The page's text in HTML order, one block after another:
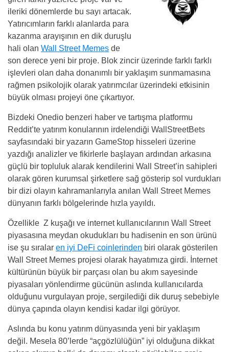
ileriki dönemlerde bu sayı artacak.
Yatırıcımların farklı alanlarda para
kazanma arayışının en dik duruşlu
hali olan Wall Street Memes de
son derece yeni bir proje. Blok zincir üzerinde farklı farklı
işlevleri olan daha donanımlı bir yaklaşım sunmamasına
rağmen psikolojik olarak yatırımcılar üzerindeki etkisinin
büyük olması projeyi öne çıkartıyor.
Bizdeki Onedio benzeri haber ve tartışma platformu
Reddit’te yatırım konularının irdelendiği WallStreetBets
sayfasındaki bir yazarın GameStop hisseleri üzerine
yazdığı analizler ve fikirlerle başlayan ardından arkasına
güçlü bir topluluk alarak kendilerini Wall Street’in sahipleri
olarak gören kurumsal şirketlere sağ gösterip sol vurdukları
bir dizi olayın kahramanlarıyla anılan Wall Street Memes
dünyanın farklı bölgelerinde hızla yayıldı.
Özellikle Z kuşağı ve internet kullanıcılarının Wall Street
piyasasına meydan okudukları bu hadisenin en son ürünü
ise şu sıralar en iyi DeFi coinlerinden biri olarak gösterilen
Wall Street Memes projesi olarak hayatımıza girdi. İnternet
kültürünün büyük bir parçası olan bu akım sayesinde
piyasaları yönlendirme gücünün aslında kullanıcılarda
olduğunu vurgulayan proje, sergilediği dik duruş sebebiyle
dünya çapında olayın kendisi kadar ilgi görüyor.
Aslında bu konu yatırım dünyasında yeni bir yaklaşım
değil. Mesela 80’lerde “açgözlülüğün” iyi olduğuna dikkat